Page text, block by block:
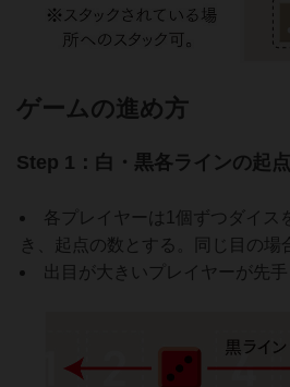
ゲームの進め方
Step 1：白・黒各ラインの起
各プレイヤーは1個ずつダイス
き、起点の数とする。同じ目の場
出目が大きいプレイヤーが先手